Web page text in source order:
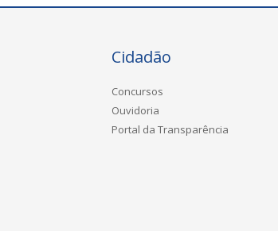
Cidadão
Concursos
Ouvidoria
Portal da Transparência